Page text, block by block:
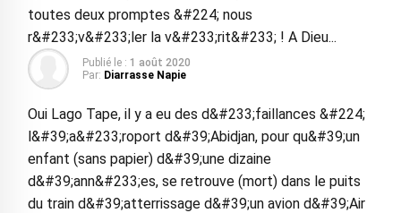
toutes deux promptes &#224; nous
r&#233;v&#233;ler la v&#233;rit&#233; ! A Dieu...
Publié le : 1 août 2020
Par: Diarrasse Napie
Oui Lago Tape, il y a eu des d&#233;faillances &#224;
l&#39;a&#233;roport d&#39;Abidjan, pour qu&#39;un
enfant (sans papier) d&#39;une dizaine
d&#39;ann&#233;es, se retrouve (mort) dans le puits
du train d&#39;atterrissage d&#39;un avion d&#39;Air